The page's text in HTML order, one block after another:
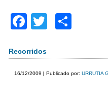
F
c
e
tt
er
m
p
Recorridos
16/12/2009 | Publicado por:URRUTIA